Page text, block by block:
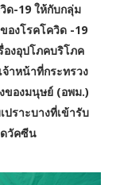
ด-19 ให้กับกลุ่ม
องโรคโควิด -19
องอุปโภคบริโภค
าหน้าที่กระทรวง
องมนุษย์ (อพม.)
ราะบางที่เข้ารับ
วัคซีน